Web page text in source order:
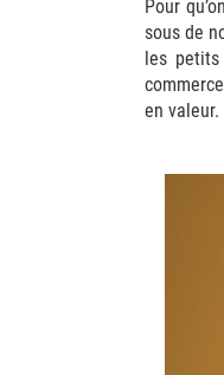
Pour
sous de
les petits
en